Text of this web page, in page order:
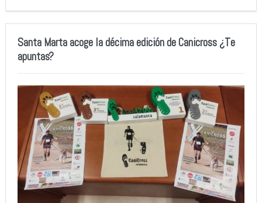
Santa Marta acoge la décima edición de Canicross ¿Te
apuntas?